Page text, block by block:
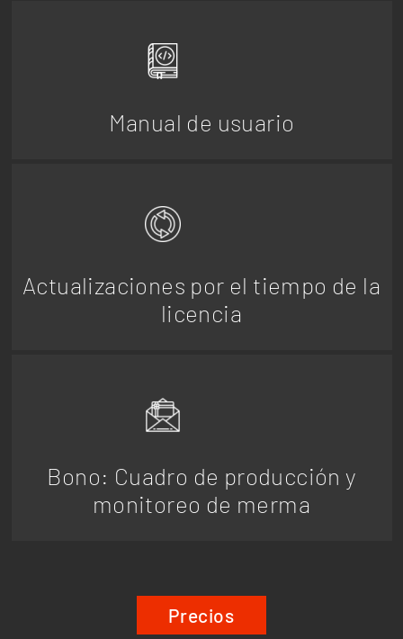
Manual de usuario
Actualizaciones por el tiempo de la
licencia
Bono: Cuadro de producción y
monitoreo de merma
Precios